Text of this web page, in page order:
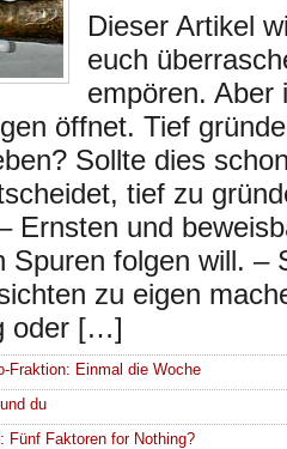
Dieser Artikel
euch
empören. Aber
öffnet. Tief
Sollte dies
tief zu
Ernsten und
Spuren folgen will. –
zu eigen
oder […]
Fraktion: Einmal die Woche
du
Fünf Faktoren for Nothing?